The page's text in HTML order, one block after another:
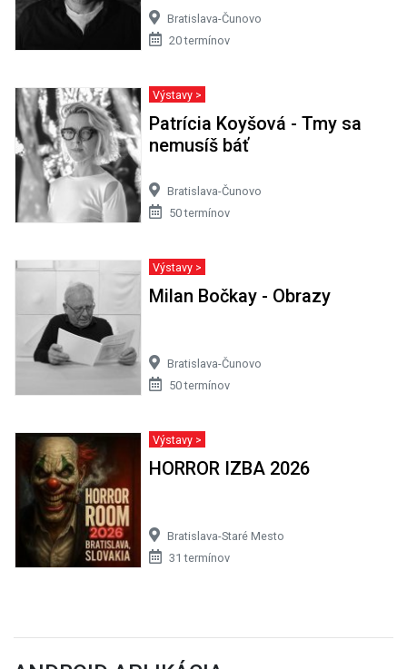
Bratislava-Čunovo
20 termínov
Výstavy >
Patrícia Koyšová - Tmy sa
nemusíš báť
Bratislava-Čunovo
50 termínov
Výstavy >
Milan Bočkay - Obrazy
Bratislava-Čunovo
50 termínov
Výstavy >
HORROR IZBA 2026
Bratislava-Staré Mesto
31 termínov